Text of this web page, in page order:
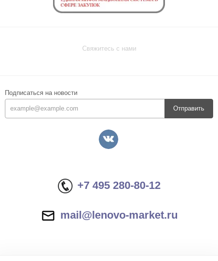
Свяжитесь с нами
Подписаться на новости
Отправить
+7 495 280-80-12
mail@lenovo-market.ru